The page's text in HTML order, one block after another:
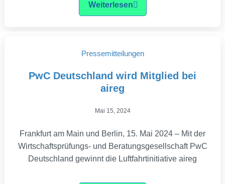
Weiterlesen
Pressemitteilungen
PwC Deutschland wird Mitglied bei
aireg
Mai 15, 2024
Frankfurt am Main und Berlin, 15. Mai 2024 – Mit der
Wirtschaftsprüfungs- und Beratungsgesellschaft PwC
Deutschland gewinnt die Luftfahrtinitiative aireg